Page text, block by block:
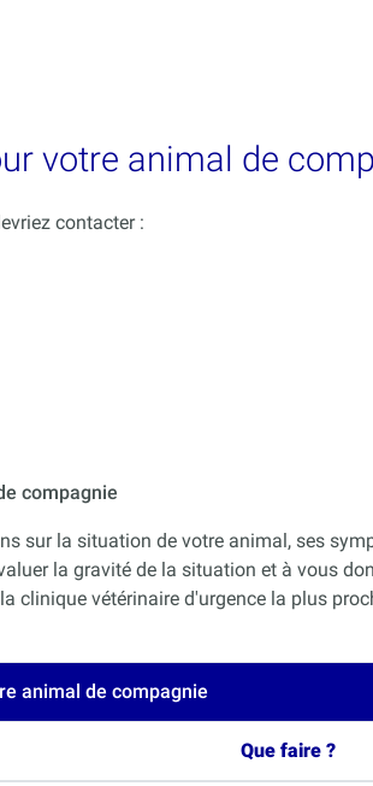
votre animal de
contacter :
compagnie
sur la situation de votre animal, ses
la gravité de la situation et à vous
clinique vétérinaire d'urgence la plus
animal de compagnie
Que faire ?